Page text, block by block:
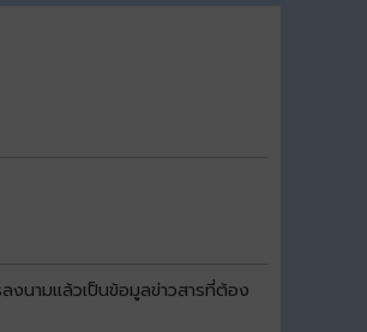
งนามแล้วเป็นข้อมูลข่าวสารที่ต้อง